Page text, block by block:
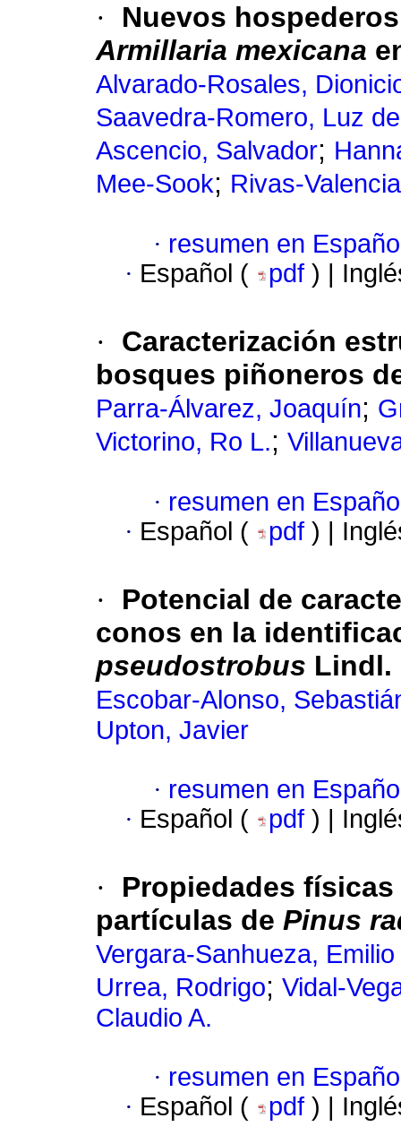
·
Nuevos
Armillaria mexicana
Alvarado-Rosales,
Saavedra-Romero, Luz
Ascencio, Salvador;
Mee-Sook; Rivas-
· resumen en
· Español ( pdf ) |
·
Caracterización
bosques piñoneros
Parra-Álvarez, Joaquín;
Victorino, Ro L.;
· resumen en
· Español ( pdf ) |
·
Potencial de
conos en la
pseudostrobus Lindl.
Escobar-Alonso,
Upton, Javier
· resumen en
· Español ( pdf ) |
·
Propiedades
partículas de Pinus
Vergara-Sanhueza, Emilio
Urrea, Rodrigo; Vidal-
Claudio A.
· resumen en
· Español ( pdf ) |